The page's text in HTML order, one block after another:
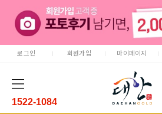
로그인 회원가입 마이페이지
1522-1084